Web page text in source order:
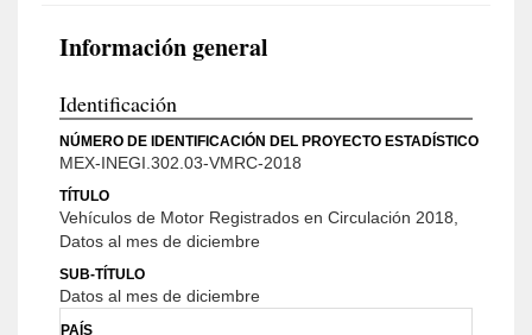
Información general
Identificación
NÚMERO DE IDENTIFICACIÓN DEL PROYECTO ESTADÍSTICO
MEX-INEGI.302.03-VMRC-2018
TÍTULO
Vehículos de Motor Registrados en Circulación 2018,
Datos al mes de diciembre
SUB-TÍTULO
Datos al mes de diciembre
PAÍS